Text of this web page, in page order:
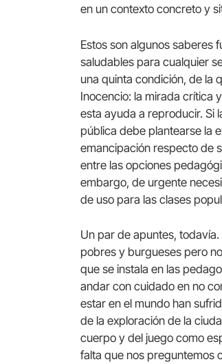
en un contexto concreto y
Estos son algunos saberes
saludables para cualquier
una quinta condición, de la
Inocencio: la mirada crítica
esta ayuda a reproducir. Si
pública debe plantearse la
emancipación respecto de
entre las opciones
embargo, de urgente
de uso para las clases
Un par de apuntes,
pobres y burgueses pero
que se instala en las
andar con cuidado en no
estar en el mundo han
de la exploración de la
cuerpo y del juego como
falta que nos preguntemos